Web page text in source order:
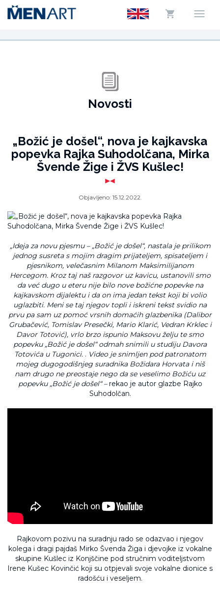
Novosti
„Božić je došel“, nova je kajkavska
popevka Rajka Suhodolčana, Mirka
Švende Žige i ŽVS Kušlec!
Objavljeno: 15.12.2022.
„Ideja za novu pjesmu – „Božić je došel“, nastala je prilikom
jednog susreta s mojim dragim prijateljem, spisateljem i
pjesnikom, velečasnim Milanom Maksimilijanom
Hercegom. Kroz taj naš razgovor uz kavicu, ustanovili smo
da već dugo u eteru nije bilo nove božićne popevke na
kajkavskom dijalektu i da on ima jedan tekst koji bi volio
uglazbiti. Meni se taj njegov topli i iskreni tekst svidio na
prvu pa sam uz pomoć vrsnih domaćih glazbenika (Dalibor
Grubačević, Tomislav Presečki, Mario Klarić, Vedran Krklec i
Davor Totović), vrlo brzo ispunio Maksovu želju te smo
popevku „Božić je došel“ odmah snimili u studiju Davora
Totovića u Tugonici. . Video je snimljen pod patronatom
mojeg dugogodišnjeg suradnika Božidara Horvata i niš
nam drugo ne preostaje nego da se veselimo Božiću uz
popevku „Božić je došel“ –rekao je autor glazbe Rajko
Suhodolčan.
Rajkovom pozivu na suradnju rado se odazvao i njegov
kolega i dragi pajdaš Mirko Švenda Žiga i djevojke iz vokalne
skupine Kušlec iz Konjščine pod stručnim voditeljstvom
Irene Kušec Kovinčić koji su otpjevali svoje vokalne dionice s
radošću i veseljem.